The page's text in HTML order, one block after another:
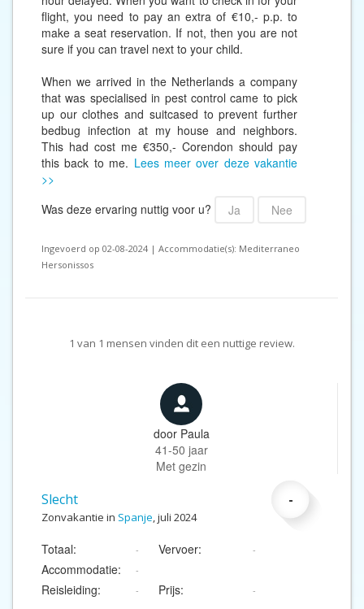
flight, you need to pay an extra of €10,- p.p. to
make a seat reservation. If not, then you are not
sure if you can travel next to your child.
When we arrived in the Netherlands a company
that was specialised in pest control came to pick
up our clothes and suitcased to prevent further
bedbug infection at my house and neighbors.
This had cost me €350,- Corendon should pay
this back to me. Lees meer over deze vakantie
>>
Was deze ervaring nuttig voor u?
Ja Nee
Ingevoerd op 02-08-2024 | Accommodatie(s): Mediterraneo
Hersonissos
1 van 1 mensen vinden dit een nuttige review.
door Paula
41-50 jaar
Met gezin
-
Slecht
Zonvakantie in Spanje, juli 2024
Totaal: - Vervoer: -
Accommodatie: -
Reisleiding: - Prijs: -